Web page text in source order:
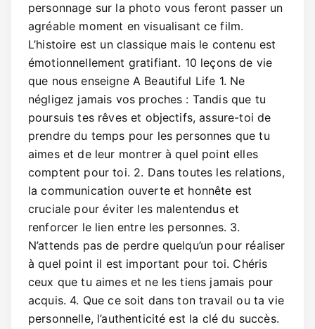
personnage sur la photo vous feront passer un
agréable moment en visualisant ce film.
L’histoire est un classique mais le contenu est
émotionnellement gratifiant. 10 leçons de vie
que nous enseigne A Beautiful Life 1. Ne
négligez jamais vos proches : Tandis que tu
poursuis tes rêves et objectifs, assure-toi de
prendre du temps pour les personnes que tu
aimes et de leur montrer à quel point elles
comptent pour toi. 2. Dans toutes les relations,
la communication ouverte et honnête est
cruciale pour éviter les malentendus et
renforcer le lien entre les personnes. 3.
N’attends pas de perdre quelqu’un pour réaliser
à quel point il est important pour toi. Chéris
ceux que tu aimes et ne les tiens jamais pour
acquis. 4. Que ce soit dans ton travail ou ta vie
personnelle, l’authenticité est la clé du succès.